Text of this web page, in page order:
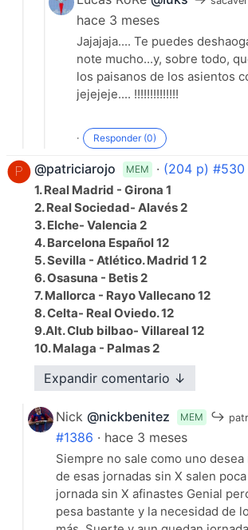
hace 3 meses
Jajajaja.... Te puedes
note mucho...y, sobre todo,
los paisanos de los asientos
jejejeje.... !!!!!!!!!!!!!!
· Responder (0)
@patriciarojo MEM · (204 p) #530
1. Real Madrid - Girona 1
2. Real Sociedad- Alavés 2
3. Elche- Valencia 2
4. Barcelona Español 12
5. Sevilla - Atlético. Madrid 1 2
6. Osasuna - Betis 2
7. Mallorca - Rayo Vallecano 12
8. Celta- Real Oviedo. 12
9.Alt. Club bilbao- Villareal 12
10. Malaga - Palmas 2
11. Córdoba - Zaragoza 12
12.Huesca- Deportivo 2
14. Racing Santander - Almería 1 2
15. Levante - Getafe 1- 2.
Ahí está la mía suerte .en esta me la
🙏🍀🙏🍀 7 dobles reducida 12 euros.
Responder (34)
Expandir comentario ↓
Nick @nickbenitez MEM ↪
#1386 · hace 3 meses
Siempre no sale como uno
de esas jornadas sin X salen
jornada sin X afinastes Genial
pesa bastante y la necesidad de